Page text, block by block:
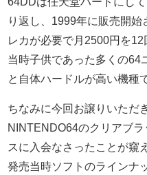
り返し、1999年に販売開
レカが必要で月2500円を
当時子供であった多くの64
と自体ハードルが高い機種
ちなみに今回お譲りいただ
NINTENDO64のクリアブ
スに入会なさったことが窺
発売当時ソフトのラインナ